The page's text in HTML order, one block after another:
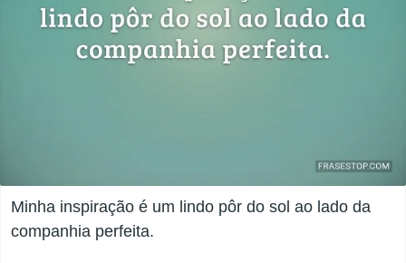
Minha inspiração é um lindo pôr do sol ao lado da
companhia perfeita.